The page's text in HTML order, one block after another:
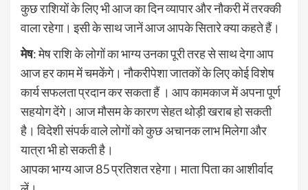
कुछ राशियों के लिए भी आज का दिन व्यापार और नौकरी में तरक्की
वाला रहेगा। इसी के साथ जानें आज आपके सितारे क्या कहते हैं।
मेष: मेष राशि के लोगों का भाग्य उनका पूरी तरह से साथ देगा आप
आज हर काम में चमकेंगे। नौकरीपेशा जातकों के लिए कोई विशेष
कार्य सफलता प्रदान कर सकता हैं । आप कामकाज में अपना पूर्ण
सहयोग देंगे। आज मौसम के कारण सेहत थोड़ी खराब हो सकती
है। विदेशी संपर्क वाले लोगों को कुछ अचानक लाभ मिलेगा और
यात्रा भी हो सकती है।
आपका भाग्‍य आज 85 प्रतिशत रहेगा। माता पिता का आशीर्वाद